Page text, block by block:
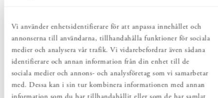
Vi använder enhetsidentifierare för att anpassa innehållet och
annonserna till användarna, tillhandahålla funktioner för sociala
medier och analysera vår trafik. Vi vidarebefordrar även sådana
identifierare och annan information från din enhet till de
sociala medier och annons- och analysföretag som vi samarbetar
med. Dessa kan i sin tur kombinera informationen med annan
Lägg i varukorgen
PRODUKTBESKRIVNING